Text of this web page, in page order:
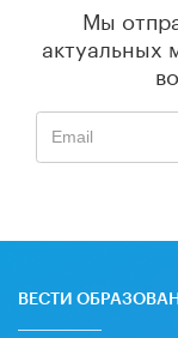
Мы
актуальных
ВЕСТИ